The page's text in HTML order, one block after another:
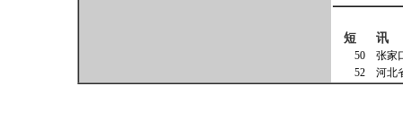
短 讯
50 张家口
52 河北省